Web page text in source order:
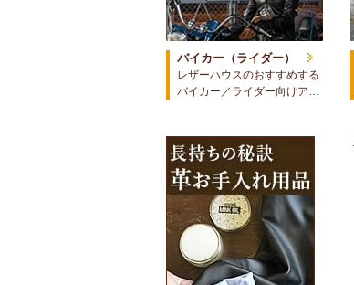
バイカー（ライダー）
レザーハウスのおすすめする
バイカー／ライダー向けア…